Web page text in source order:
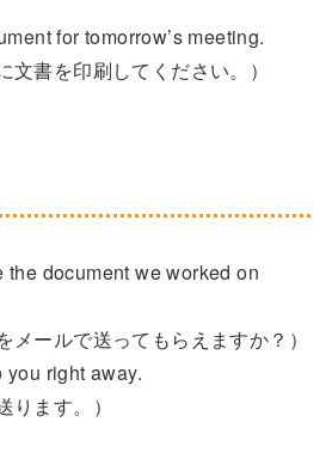
for tomorrow’s meeting.
文書を印刷してください。）
document we worked on
メールで送ってもらえますか？）
you right away.
ります。）